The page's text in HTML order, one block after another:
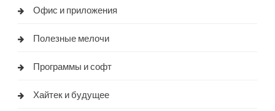
Офис и приложения
Полезные мелочи
Программы и софт
Хайтек и будущее